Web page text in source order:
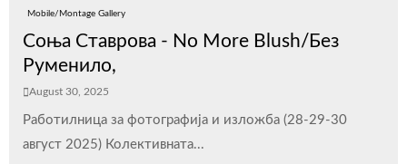
Mobile/Montage Gallery
Соња Ставрова - No More Blush/Без
Руменило,
August 30, 2025
Работилница за фотографија и изложба (28-29-30
август 2025) Колективната...